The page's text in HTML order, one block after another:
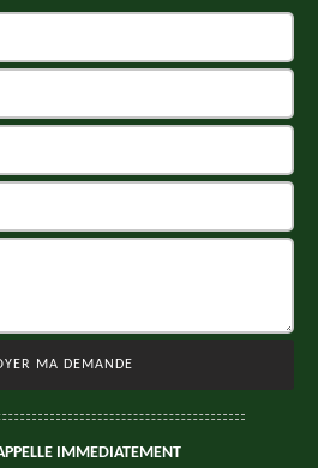
IMMEDIATEMENT